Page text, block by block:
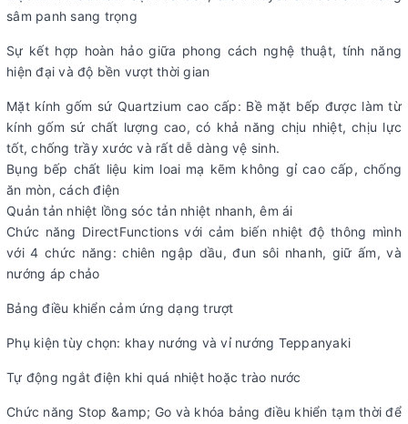
sâm panh sang trọng
Sự kết hợp hoàn hảo giữa phong cách nghệ thuật, tính năng
hiện đại và độ bền vượt thời gian
Mặt kính gốm sứ Quartzium cao cấp: Bề mặt bếp được làm từ
kính gốm sứ chất lượng cao, có khả năng chịu nhiệt, chịu lực
tốt, chống trầy xước và rất dễ dàng vệ sinh.
Bụng bếp chất liệu kim loai mạ kẽm không gỉ cao cấp, chống
ăn mòn, cách điện
Quản tản nhiệt lồng sóc tản nhiệt nhanh, êm ái
Chức năng DirectFunctions với cảm biến nhiệt độ thông mình
với 4 chức năng: chiên ngập dầu, đun sôi nhanh, giữ ấm, và
nướng áp chảo
Bảng điều khiển cảm ứng dạng trượt
Phụ kiện tùy chọn: khay nướng và vỉ nướng Teppanyaki
Tự động ngắt điện khi quá nhiệt hoặc trào nước
Chức năng Stop &amp; Go và khóa bảng điều khiển tạm thời để